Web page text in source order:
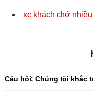
xe khách chở
Câu hỏi: Chúng tôi khắc